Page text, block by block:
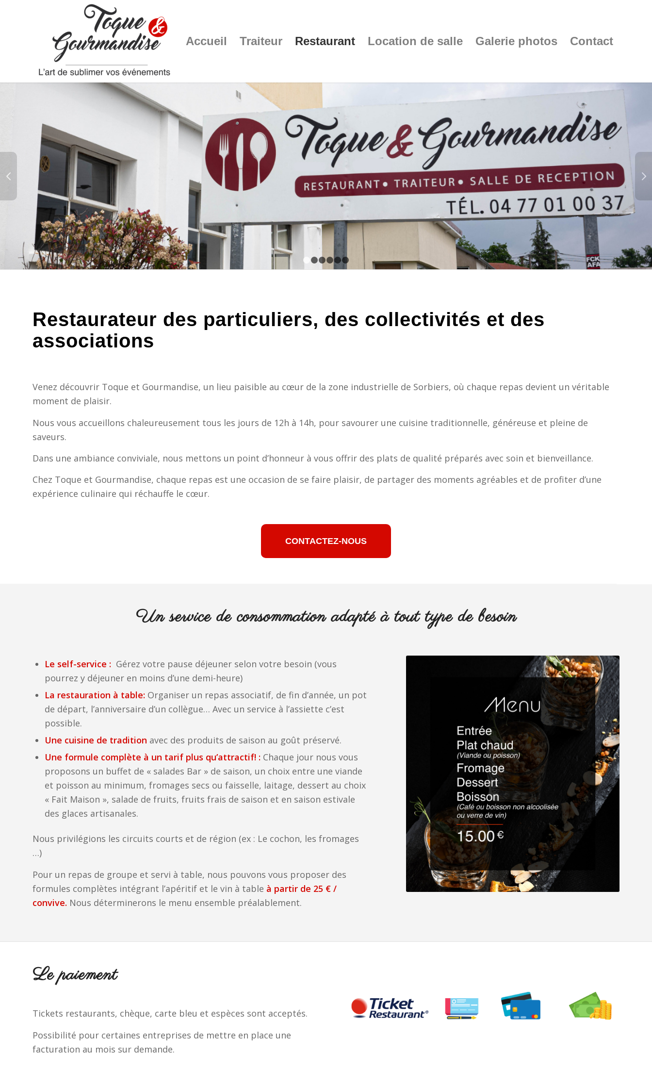
Accueil Traiteur Restaurant Location de salle Galerie photos Contact
Suivant
1 2 3 4 5 6
Restaurateur des particuliers, des collectivités et des
associations
Venez découvrir Toque et Gourmandise, un lieu paisible au cœur de la zone industrielle de Sorbiers, où chaque repas devient un véritable
moment de plaisir.
Nous vous accueillons chaleureusement tous les jours de 12h à 14h, pour savourer une cuisine traditionnelle, généreuse et pleine de
saveurs.
Dans une ambiance conviviale, nous mettons un point d’honneur à vous offrir des plats de qualité préparés avec soin et bienveillance.
Chez Toque et Gourmandise, chaque repas est une occasion de se faire plaisir, de partager des moments agréables et de profiter d’une
expérience culinaire qui réchauffe le cœur.
CONTACTEZ-NOUS
Un service de consommation adapté à tout type de besoin
Le self-service : Gérez votre pause déjeuner selon votre besoin (vous
pourrez y déjeuner en moins d’une demi-heure)
La restauration à table: Organiser un repas associatif, de fin d’année, un pot
de départ, l’anniversaire d’un collègue… Avec un service à l’assiette c’est
possible.
Une cuisine de tradition avec des produits de saison au goût préservé.
Une formule complète à un tarif plus qu’attractif! : Chaque jour nous vous
proposons un buffet de « salades Bar » de saison, un choix entre une viande
et poisson au minimum, fromages secs ou faisselle, laitage, dessert au choix
« Fait Maison », salade de fruits, fruits frais de saison et en saison estivale
des glaces artisanales.
Nous privilégions les circuits courts et de région (ex : Le cochon, les fromages
…)
Pour un repas de groupe et servi à table, nous pouvons vous proposer des
formules complètes intégrant l’apéritif et le vin à table à partir de 25 € /
convive. Nous déterminerons le menu ensemble préalablement.
Le paiement
Tickets restaurants, chèque, carte bleu et espèces sont acceptés.
Possibilité pour certaines entreprises de mettre en place une
facturation au mois sur demande.